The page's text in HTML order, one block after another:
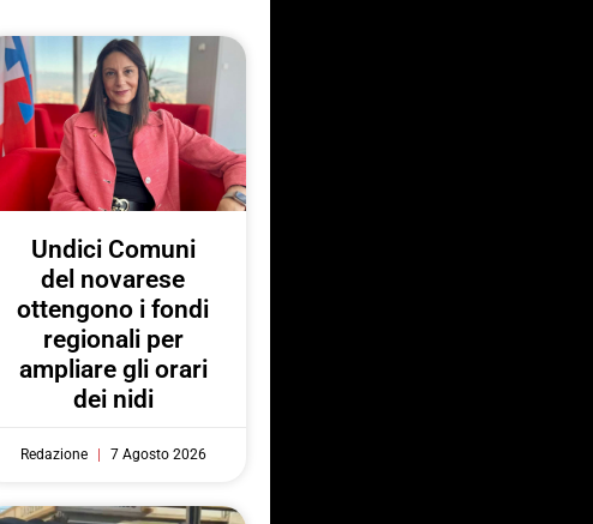
Undici Comuni
del novarese
ottengono i fondi
regionali per
ampliare gli orari
dei nidi
Redazione 7 Agosto 2026